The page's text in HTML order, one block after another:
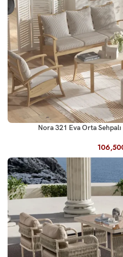
Nora 321 Eva Orta Sehpalı